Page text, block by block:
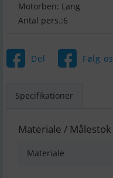
Motorben: Lang
Antal pers.:6
Del Følg os
Specifikationer
Materiale / Målestok
Materiale